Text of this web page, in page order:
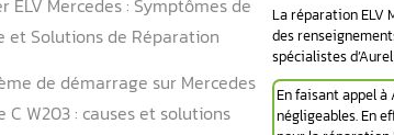
Puis-je réparer l’ELV moi-même ?
Existe-t-il un moyen de prévenir les
problèmes d’ELV ?